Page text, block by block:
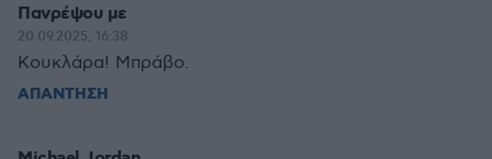
Πανρέψου με
20.09.2025, 16:38
Κουκλάρα! Μπράβο.
ΑΠΑΝΤΗΣΗ